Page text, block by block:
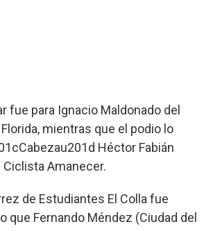
fue para Ignacio Maldonado del
mientras que el podio lo
Héctor Fabián
Ciclista Amanecer.
de Estudiantes El Colla fue
que Fernando Méndez (Ciudad del